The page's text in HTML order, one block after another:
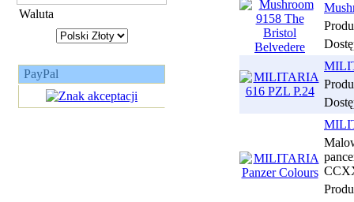
Waluta
PayPal